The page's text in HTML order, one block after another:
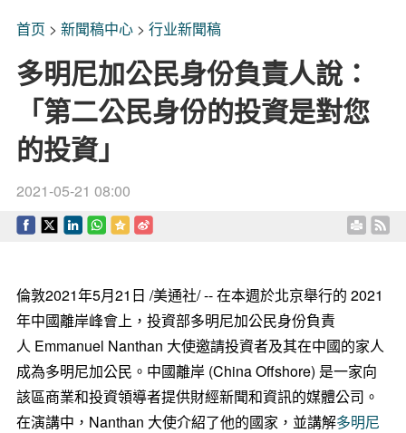
首页 > 新聞稿中心> 行业新聞稿
多明尼加公民身份負責人說：
「第二公民身份的投資是對您
的投資」
2021-05-21 08:00
倫敦2021年5月21日 /美通社/ -- 在本週於北京舉行的 2021
年中國離岸峰會上，投資部多明尼加公民身份負責
人 Emmanuel Nanthan 大使邀請投資者及其在中國的家人
成為多明尼加公民。中國離岸 (China Offshore) 是一家向
該區商業和投資領導者提供財經新聞和資訊的媒體公司。
在演講中，Nanthan 大使介紹了他的國家，並講解多明尼